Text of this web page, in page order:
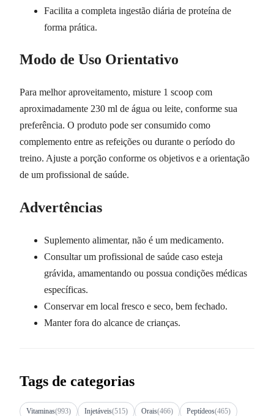
Facilita a completa ingestão diária de proteína de
forma prática.
Modo de Uso Orientativo
Para melhor aproveitamento, misture 1 scoop com
aproximadamente 230 ml de água ou leite, conforme sua
preferência. O produto pode ser consumido como
complemento entre as refeições ou durante o período do
treino. Ajuste a porção conforme os objetivos e a orientação
de um profissional de saúde.
Advertências
Suplemento alimentar, não é um medicamento.
Consultar um profissional de saúde caso esteja
grávida, amamentando ou possua condições médicas
específicas.
Conservar em local fresco e seco, bem fechado.
Manter fora do alcance de crianças.
Tags de categorias
Vitaminas(993) Injetáveis(515) Orais(466) Peptídeos(465)